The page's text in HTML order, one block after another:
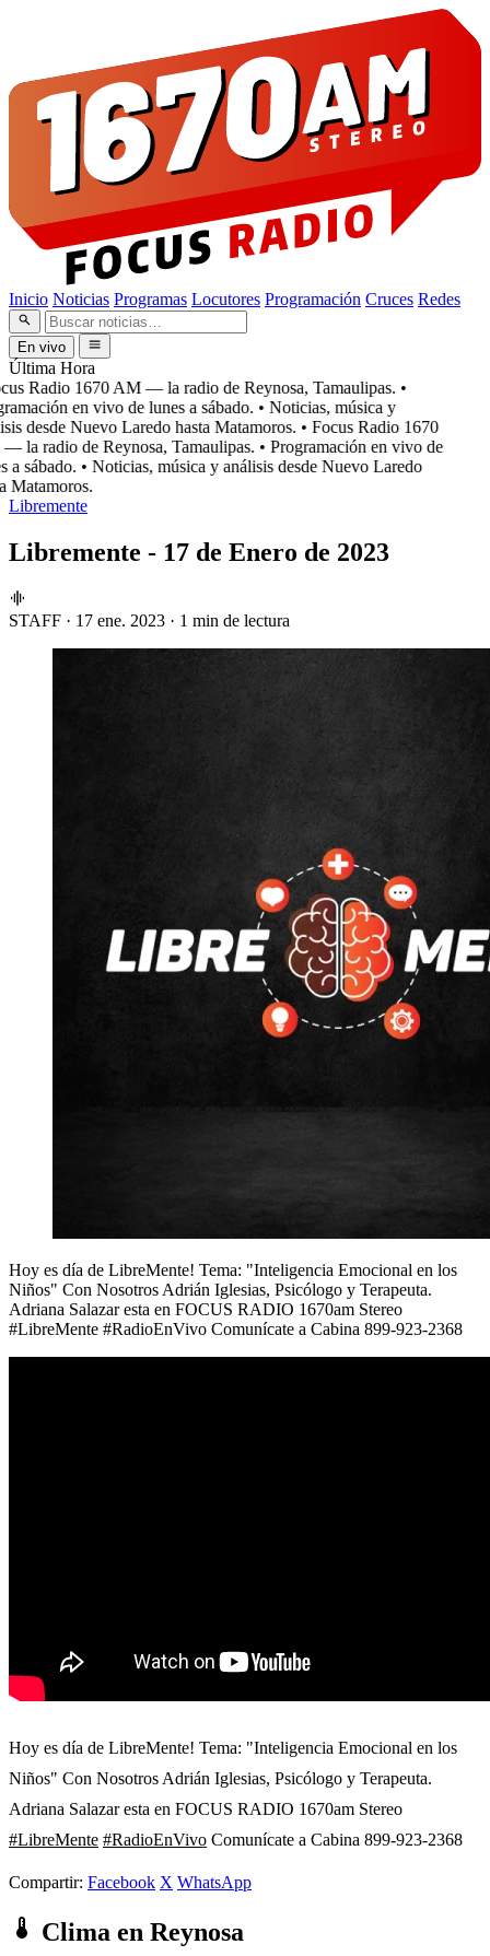
Inicio Noticias Programas Locutores Programación Cruces Redes
En vivo
Última Hora
Radio 1670 AM — la radio de Reynosa, Tamaulipas. •
en vivo de lunes a sábado. • Noticias, música y
desde Nuevo Laredo hasta Matamoros. • Focus Radio 1670
la radio de Reynosa, Tamaulipas. • Programación en vivo de
a sábado. • Noticias, música y análisis desde Nuevo Laredo
Matamoros.
Libremente
Libremente - 17 de Enero de 2023
STAFF · 17 ene. 2023 · 1 min de lectura
Hoy es día de LibreMente! Tema: "Inteligencia Emocional en los
Niños" Con Nosotros Adrián Iglesias, Psicólogo y Terapeuta.
Adriana Salazar esta en FOCUS RADIO 1670am Stereo
#LibreMente #RadioEnVivo Comunícate a Cabina 899-923-2368
Hoy es día de LibreMente! Tema: "Inteligencia Emocional en los
Niños" Con Nosotros Adrián Iglesias, Psicólogo y Terapeuta.
Adriana Salazar esta en FOCUS RADIO 1670am Stereo
#LibreMente #RadioEnVivo Comunícate a Cabina 899-923-2368
Compartir: Facebook X WhatsApp
Clima en Reynosa